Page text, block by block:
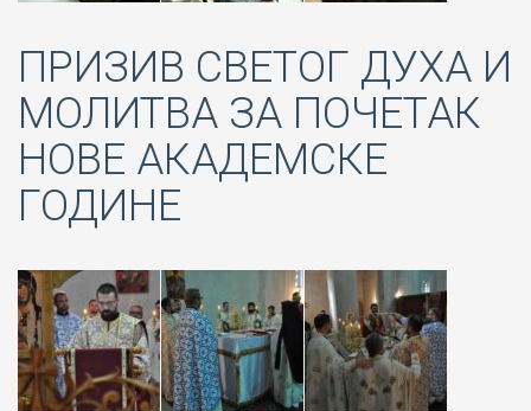
ПРИЗИВ СВЕТОГ ДУХА И
МОЛИТВА ЗА ПОЧЕТАК
НОВЕ АКАДЕМСКЕ
ГОДИНЕ